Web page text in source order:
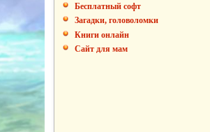
Бесплатный софт
Загадки, головоломки
Книги онлайн
Сайт для мам